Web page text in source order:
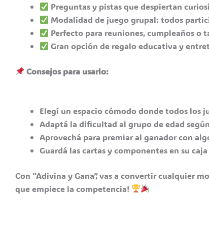
Preguntas y pistas que despiertan
Modalidad de juego grupal: todos
Perfecto para reuniones, cumpleaños o
Gran opción de regalo educativa y
Consejos para usarlo:
Elegí un espacio cómodo donde todos los
Adaptá la dificultad al grupo de edad
Aprovechá para premiar al ganador con
Guardá las cartas y componentes en su
Con “Adivina y Gana”, vas a convertir cualquier
que empiece la competencia!